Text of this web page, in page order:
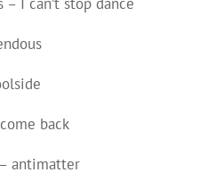
back
antimatter